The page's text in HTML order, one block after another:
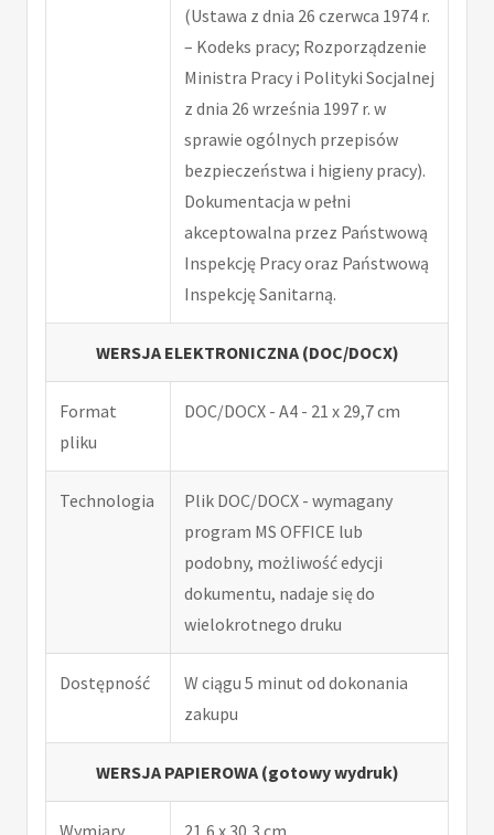
(Ustawa z dnia 26 czerwca 1974 r.
– Kodeks pracy; Rozporządzenie
Ministra Pracy i Polityki Socjalnej
z dnia 26 września 1997 r. w
sprawie ogólnych przepisów
bezpieczeństwa i higieny pracy).
Dokumentacja w pełni
akceptowalna przez Państwową
Inspekcję Pracy oraz Państwową
Inspekcję Sanitarną.
WERSJA ELEKTRONICZNA (DOC/DOCX)
Format
pliku
DOC/DOCX - A4 - 21 x 29,7 cm
Technologia
Plik DOC/DOCX - wymagany
program MS OFFICE lub
podobny, możliwość edycji
dokumentu, nadaje się do
wielokrotnego druku
Dostępność
W ciągu 5 minut od dokonania
zakupu
WERSJA PAPIEROWA (gotowy wydruk)
Wymiary 21,6 x 30,3 cm